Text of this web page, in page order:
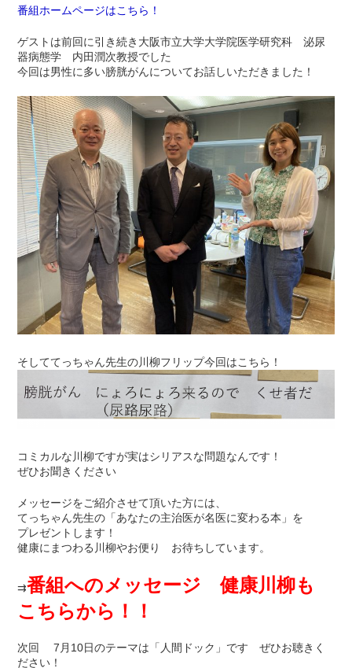
番組ホームページはこちら！
ゲストは前回に引き続き大阪市立大学大学院医学研究科 泌尿
器病態学 内田潤次教授でした
今回は男性に多い膀胱がんについてお話しいただきました！
そしててっちゃん先生の川柳フリップ今回はこちら！
コミカルな川柳ですが実はシリアスな問題なんです！
ぜひお聞きください
メッセージをご紹介させて頂いた方には、
てっちゃん先生の「あなたの主治医が名医に変わる本」を
プレゼントします！
健康にまつわる川柳やお便り お待ちしています。
⇉番組へのメッセージ 健康川柳も
こちらから！！
次回 7月10日のテーマは「人間ドック」です ぜひお聴きく
ださい！